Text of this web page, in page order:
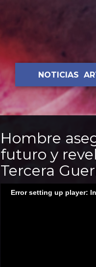
NOTICIAS
Hombre
futuro y
Tercera
Error setting up player: